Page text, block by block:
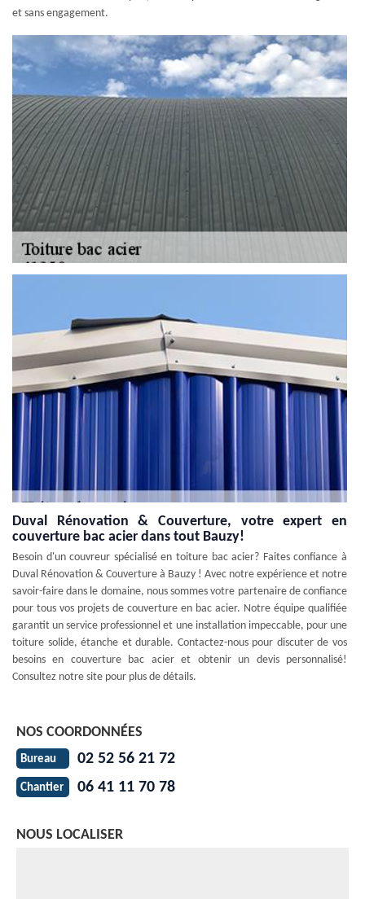
et sans engagement.
Duval Rénovation & Couverture, votre expert en
couverture bac acier dans tout Bauzy!
Besoin d'un couvreur spécialisé en toiture bac acier? Faites confiance à
Duval Rénovation & Couverture à Bauzy ! Avec notre expérience et notre
savoir-faire dans le domaine, nous sommes votre partenaire de confiance
pour tous vos projets de couverture en bac acier. Notre équipe qualifiée
garantit un service professionnel et une installation impeccable, pour une
toiture solide, étanche et durable. Contactez-nous pour discuter de vos
besoins en couverture bac acier et obtenir un devis personnalisé!
Consultez notre site pour plus de détails.
NOS COORDONNÉES
Bureau 02 52 56 21 72
Chantier 06 41 11 70 78
NOUS LOCALISER